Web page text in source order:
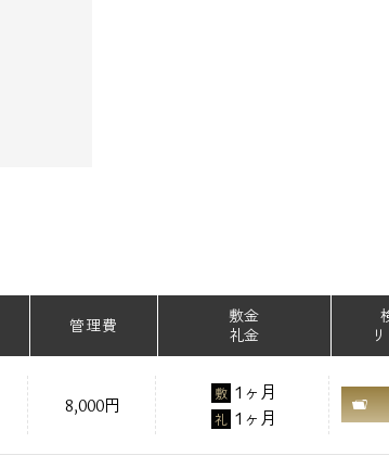
管理費
敷金
礼金
8,000円 敷 1ヶ月
礼 1ヶ月